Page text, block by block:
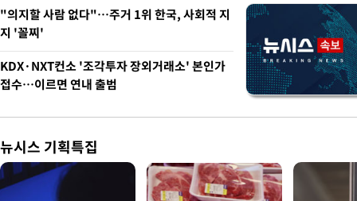
"의지할 사람 없다"…주거 1위 한국, 사회적 지
지 '꼴찌'
KDX·NXT컨소 '조각투자 장외거래소' 본인가
접수…이르면 연내 출범
뉴시스 기획특집